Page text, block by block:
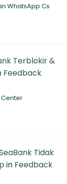
WhatsApp Cs
Terblokir &
Feedback
Tidak
in Feedback